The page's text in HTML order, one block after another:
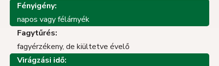
Fényigény:
napos vagy félárnyék
Fagytűrés:
fagyérzékeny, de kiültetve évelő
Virágzási idő: